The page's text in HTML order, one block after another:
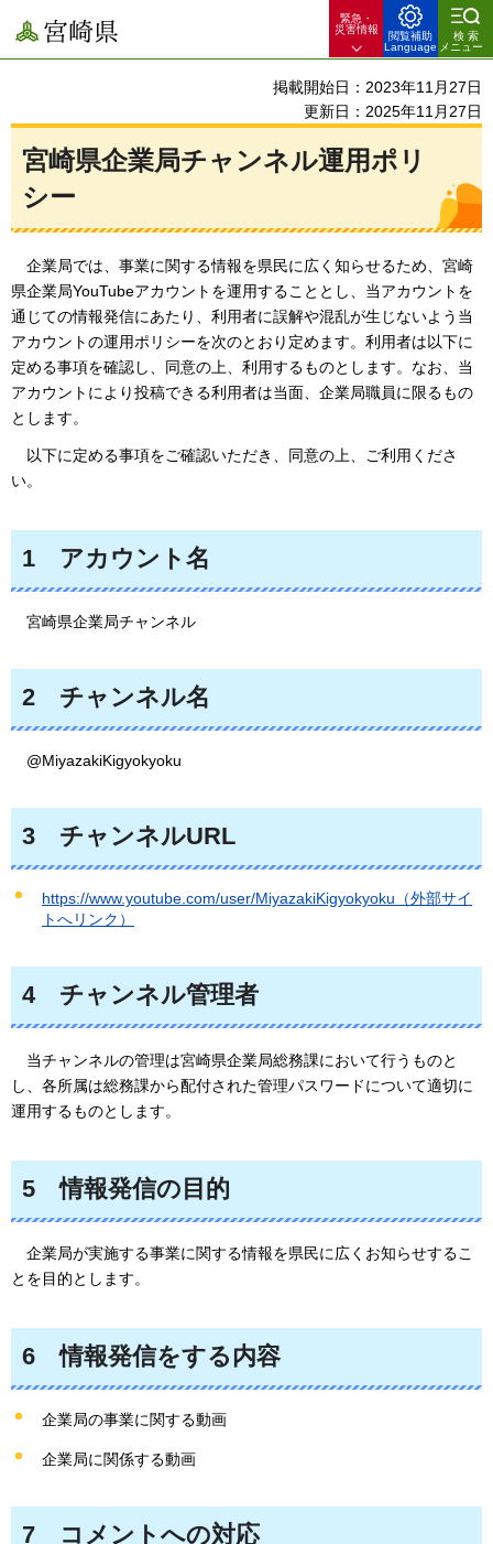
宮崎県
緊急・
災害情報
閲覧補助
Language
検索
メニュー
掲載開始日：2023年11月27日
更新日：2025年11月27日
宮崎県企業局チャンネル運用ポリ
シー
企業局では、事業に関する情報を県民に広く知らせるため、宮崎
県企業局YouTubeアカウントを運用することとし、当アカウントを
通じての情報発信にあたり、利用者に誤解や混乱が生じないよう当
アカウントの運用ポリシーを次のとおり定めます。利用者は以下に
定める事項を確認し、同意の上、利用するものとします。なお、当
アカウントにより投稿できる利用者は当面、企業局職員に限るもの
とします。
以下に定める事項をご確認いただき、同意の上、ご利用くださ
い。
1 アカ ウント名
宮崎県企業局チャンネル
2 チャンネル名
@MiyazakiKigyokyoku
3 チャ ンネルURL
https://www.youtube.com/user/MiyazakiKigyokyoku（外部サイ
トへリンク）
4 チャンネル管理者
当チャンネルの管理は宮崎県企業局総務課において行うものと
し、各所属は総務課から配付された管理パスワードについて適切に
運用するものとします。
5 情報発信の目的
企業局が実施する事業に関する情報を県民に広くお知らせするこ
とを目的とします。
6 情報発信をする内容
企業局の事業に関する動画
企業局に関係する動画
7 コメント への対応